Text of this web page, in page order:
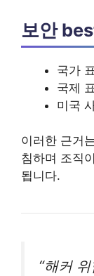
보안
국가
국제
미국
이러한 근거
침하며 조직
됩니다.
“해커